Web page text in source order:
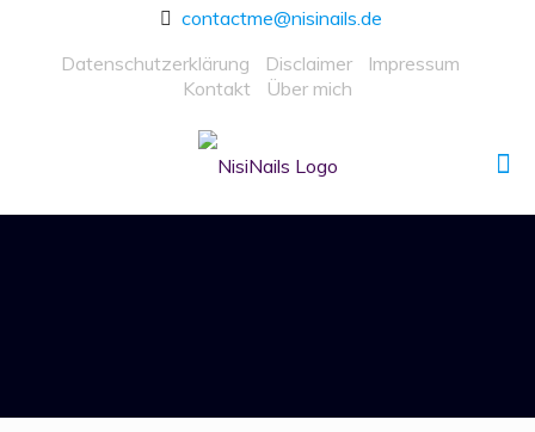
contactme@nisinails.de
Datenschutzerklärung
Disclaimer
Impressum
Kontakt
Über mich